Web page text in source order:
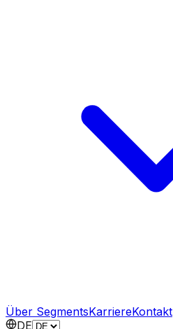
Über SegmentsKarriereKontakt
DE